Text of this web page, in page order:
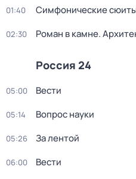
01:40 Симфонические
02:30 Роман в камне.
Россия 24
05:00 Вести
05:14 Вопрос науки
05:26 За лентой
06:00 Вести